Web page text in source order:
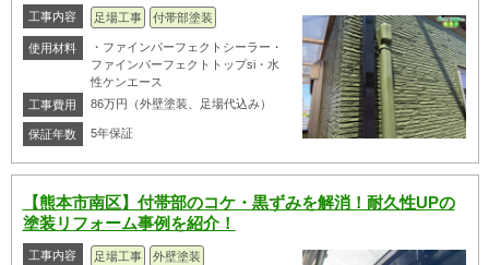
工事内容 足場工事 付帯部塗装
使用材料
・ファインパーフェクトシーラー・
ファインパーフェクトトップsi・水
性ケンエース
工事費用
86万円（外壁塗装、足場代込み）
保証年数 5年保証
【熊本市南区】付帯部のコケ・黒ずみを解消！耐久性UPの
塗装リフォーム事例を紹介！
工事内容 足場工事 外壁塗装